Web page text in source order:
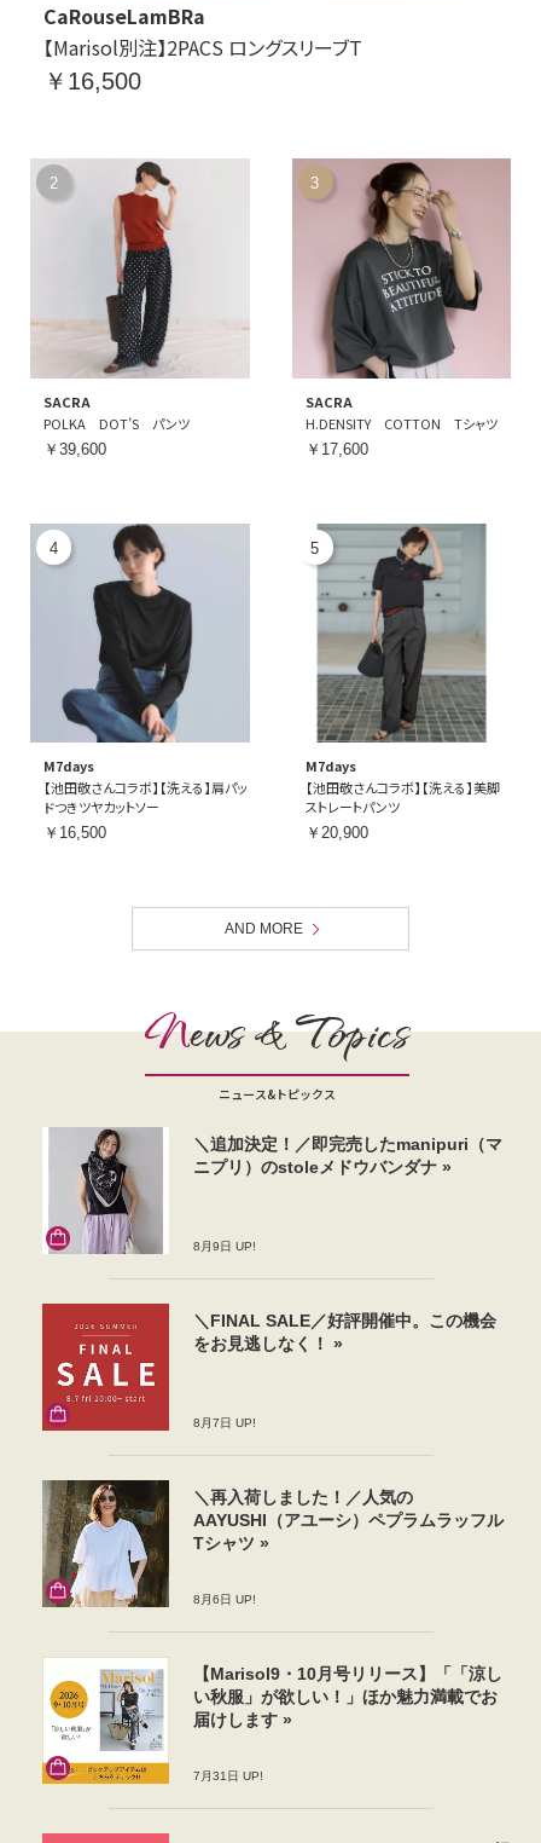
CaRouseLamBRa
【Marisol別注】2PACS ロングスリーブT
￥16,500
SACRA
POLKA DOT’S パンツ
￥39,600
SACRA
H.DENSITY COTTON Tシャツ
￥17,600
M7days
【池田敬さんコラボ】【洗える】肩パッ
ドつきツヤカットソー
￥16,500
M7days
【池田敬さんコラボ】【洗える】美脚
ストレートパンツ
￥20,900
AND MORE
News & Topics
ニュース&トピックス